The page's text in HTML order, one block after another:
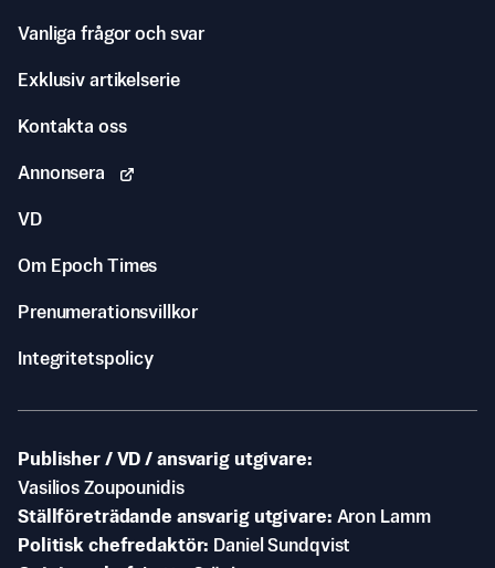
Vanliga frågor och svar
Exklusiv artikelserie
Kontakta oss
Annonsera
VD
Om Epoch Times
Prenumerationsvillkor
Integritetspolicy
Publisher / VD / ansvarig utgivare
Vasilios Zoupounidis
Ställföreträdande ansvarig utgivare Aron Lamm
Politisk chefredaktör
Daniel Sundqvist